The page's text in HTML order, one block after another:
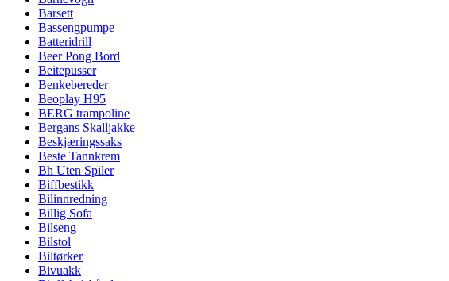
Barsett
Bassengpumpe
Batteridrill
Beer Pong Bord
Beitepusser
Benkebereder
Beoplay H95
BERG trampoline
Bergans Skalljakke
Beskjæringssaks
Beste Tannkrem
Bh Uten Spiler
Biffbestikk
Bilinnredning
Billig Sofa
Bilseng
Bilstol
Biltørker
Bivuakk